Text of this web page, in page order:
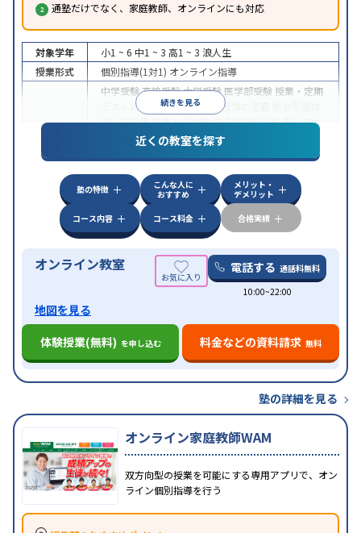
通塾だけでなく、家庭教師、オンラインにも対応
続きを見る
対象学年 小1 ~ 6 中1 ~ 3 高1 ~ 3 浪人生
授業形式
個別指導(1対1) オンライン指導
中学受験高校受験大学受験 医学部受験 授業・定期
テスト対策
内申点対策 学習習慣の定着
(旧AO)対策推薦入試対策学校別特化対策国公立大
私大対策共通テスト対策
英語・英会話特化
特徴
中高一貫校生に対応授業の振替可能 不登校生に対
オンライン対応 1科目から受講可能季節講習の
みの受講可
自習室あり
近くの教室を探す
塾の特徴
こんな人に
おすすめ
メリット・
デメリット
コース内容
コース料金 合格実績
オンライン教室 電話する 通話料無料
10:00~22:00
地図を見る
体験授業(無料) を申し込む 料金などの資料請求 無料
塾の詳細を見る
オンライン家庭教師WAM
双方向型の授業を可能にする専用アプリで、オン
ライン個別指導を行う